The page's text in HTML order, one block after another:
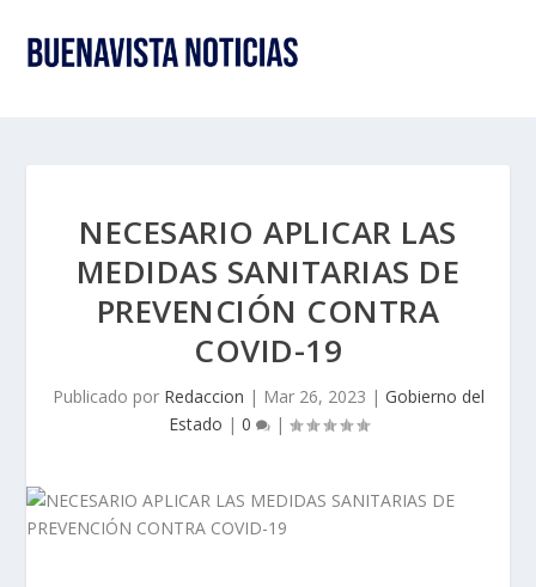
NECESARIO APLICAR LAS
MEDIDAS SANITARIAS DE
PREVENCIÓN CONTRA
COVID-19
Publicado por Redaccion | Mar 26, 2023 | Gobierno del
Estado | 0 |